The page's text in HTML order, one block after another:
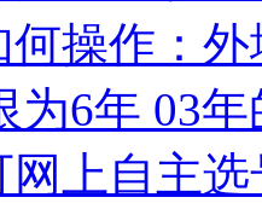
操作：
为6年 03
网上自主